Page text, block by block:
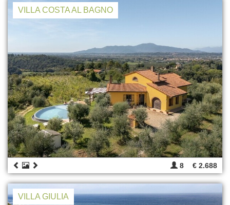
VILLA COSTA AL BAGNO
8 € 2.688
VILLA GIULIA